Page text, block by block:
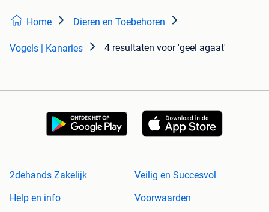
Home Dieren en Toebehoren
Vogels | Kanaries 4 resultaten voor 'geel agaat'
2dehands Zakelijk
Veilig en Succesvol
Help en info
Voorwaarden